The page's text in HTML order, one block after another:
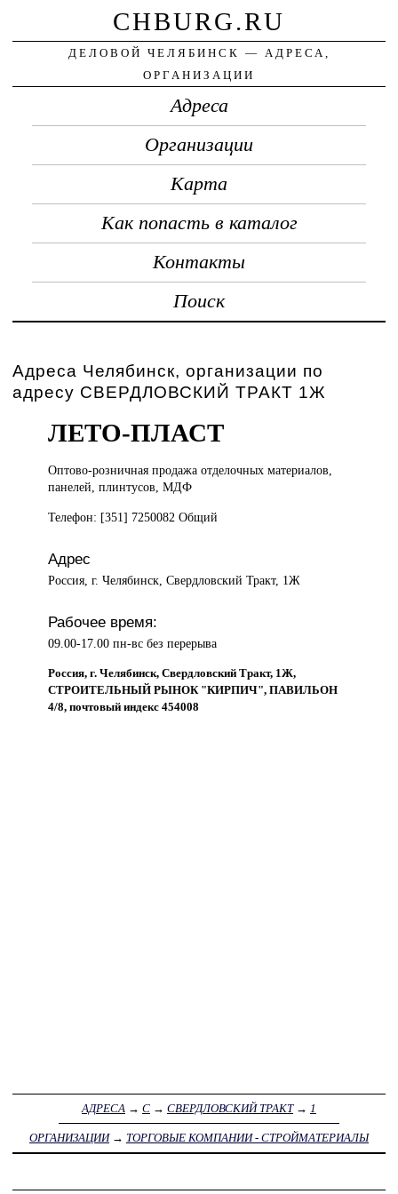
CHBURG.RU
ДЕЛОВОЙ ЧЕЛЯБИНСК — АДРЕСА,
ОРГАНИЗАЦИИ
Адреса
Организации
Карта
Как попасть в каталог
Контакты
Поиск
Адреса Челябинск, организации по
адресу СВЕРДЛОВСКИЙ ТРАКТ 1Ж
ЛЕТО-ПЛАСТ
Оптово-розничная продажаотделочных материалов,
панелей, плинтусов, МДФ
Телефон: [351] 7250082 Общий
Адрес
Россия, г. Челябинск, Свердловский Тракт, 1Ж
Рабочее время:
09.00-17.00 пн-вс без перерыва
Россия, г. Челябинск, Свердловский Тракт, 1Ж,
СТРОИТЕЛЬНЫЙ РЫНОК "КИРПИЧ", ПАВИЛЬОН
4/8, почтовый индекс 454008
АДРЕСА → С → СВЕРДЛОВСКИЙ ТРАКТ→ 1
ОРГАНИЗАЦИИ→ ТОРГОВЫЕ КОМПАНИИ - СТРОЙМАТЕРИАЛЫ